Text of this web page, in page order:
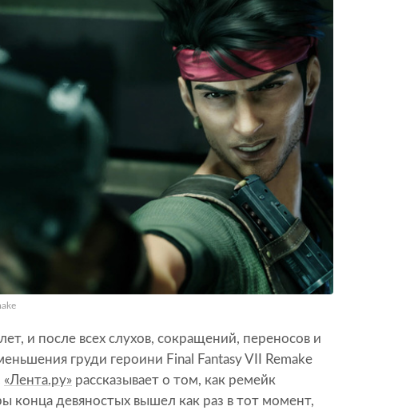
и после всех слухов, сокращений, переносов и
груди героини Final Fantasy VII Remake
«Лента.ру» рассказывает о том, как ремейк
конца девяностых вышел как раз в тот момент,